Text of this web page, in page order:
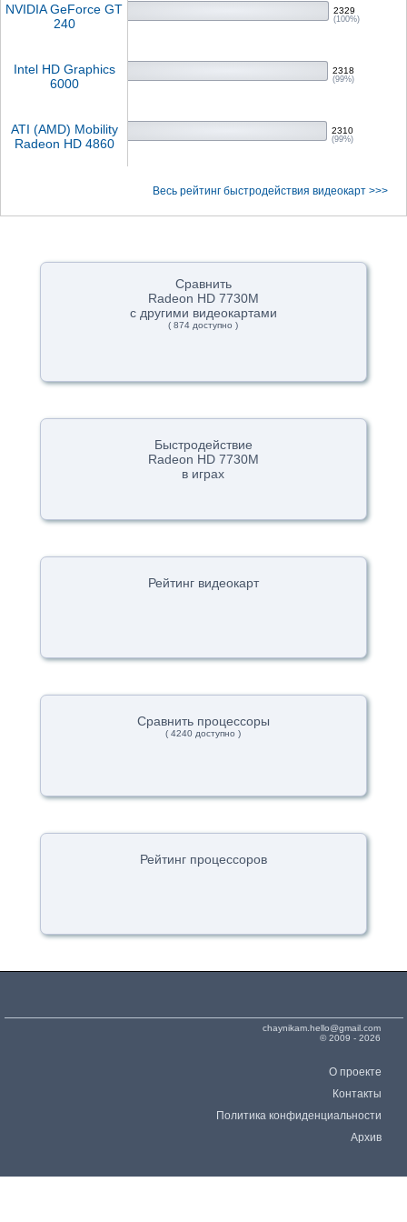
NVIDIA GeForce GT
240
2329
(100%)
Intel HD Graphics
6000
2318
(99%)
ATI (AMD) Mobility
Radeon HD 4860
2310
(99%)
Весь рейтинг быстродействия видеокарт >>>
Сравнить
Radeon HD 7730M
с другими видеокартами
( 874 доступно )
Быстродействие
Radeon HD 7730M
в играх
Рейтинг видеокарт
Сравнить процессоры
( 4240 доступно )
Рейтинг процессоров
chaynikam.hello@gmail.com
© 2009 - 2026
О проекте
Контакты
Политика конфиденциальности
Архив